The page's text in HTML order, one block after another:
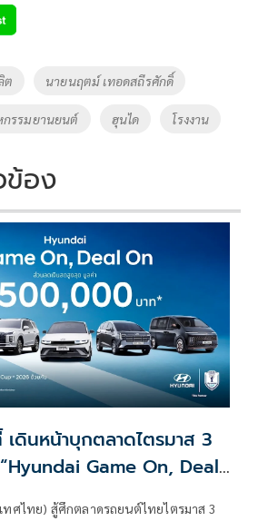
ต นายนฤตม์ เทอดสถีรศักดิ์
กรรมยานยนต์ ฮุนได โรงงาน
ข้อง
ดินหน้าบุกตลาดไตรมาส 3
Game On, Deal
งินสดสูงสุด 500,000 บาท
ทศไทย) สู้ศึกตลาดรถยนต์ไทยไตรมาส 3